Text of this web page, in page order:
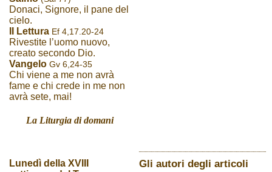
Donaci, Signore, il pane del
cielo.
II Lettura Ef 4,17.20-24
Rivestite l’uomo nuovo,
creato secondo Dio.
Vangelo Gv 6,24-35
Chi viene a me non avrà
fame e chi crede in me non
avrà sete, mai!
La Liturgia di domani
Lunedì della XVIII
Gli autori degli articoli